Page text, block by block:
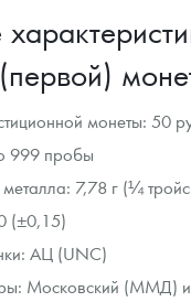
монеты: 50
999 пробы
7,78 г (¼
(±0,15)
АЦ (UNC)
Московский (ММД) и